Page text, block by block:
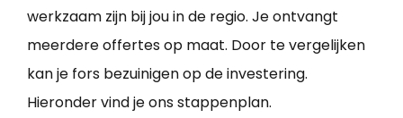
werkzaam zijn bij jou in de regio. Je ontvangt
meerdere offertes op maat. Door te vergelijken
kan je fors bezuinigen op de investering.
Hieronder vind je ons stappenplan.